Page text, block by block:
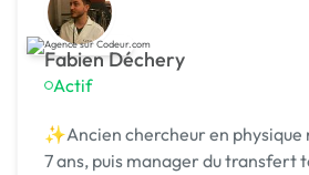
Fabien Déchery
Actif
✨Ancien chercheur en
7 ans, puis manager du transfert